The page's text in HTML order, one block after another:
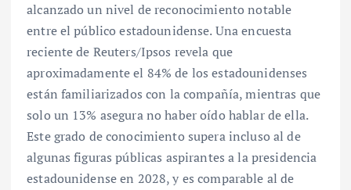
alcanzado un nivel de reconocimiento notable
entre el público estadounidense. Una encuesta
reciente de Reuters/Ipsos revela que
aproximadamente el 84% de los estadounidenses
están familiarizados con la compañía, mientras que
solo un 13% asegura no haber oído hablar de ella.
Este grado de conocimiento supera incluso al de
algunas figuras públicas aspirantes a la presidencia
estadounidense en 2028, y es comparable al de